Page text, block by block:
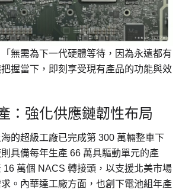
無需為下一代硬體等待，因為永遠都有
握當下，即刻享受現有產品的功能與效
：強化供應鏈韌性布局
的超級工廠已完成第 300 萬輛整車下
具備每年生產 66 萬具驅動單元的產
16 萬個 NACS 轉接頭，以支援北美市場
。內華達工廠方面，也創下電池組年產